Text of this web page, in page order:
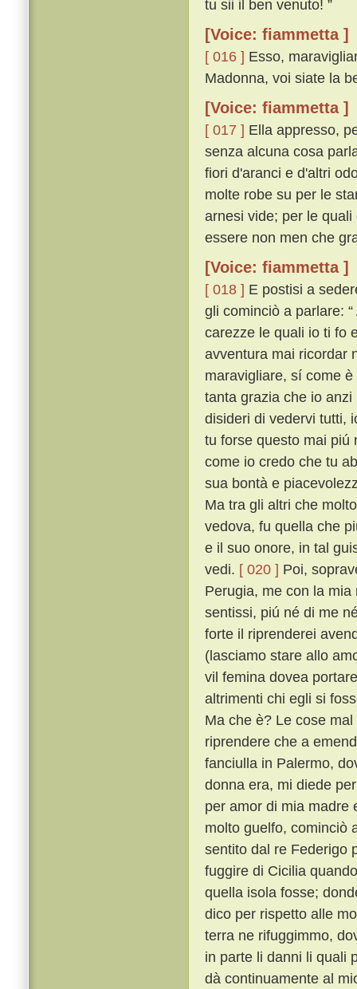
tu sii il ben venuto! ”
[Voice: fiammetta ]
[ 016 ] Esso,
Madonna, voi siate la
[Voice: fiammetta ]
[ 017 ] Ella appresso,
senza alcuna cosa
fiori d'aranci e d'altri
molte robe su per le
arnesi vide; per le
essere non men che
[Voice: fiammetta ]
[ 018 ] E postisi a
gli cominciò a parlare:
carezze le quali io ti fo
avventura mai ricordar
maravigliare, sí come
tanta grazia che io
disideri di vedervi tutti,
tu forse questo mai
come io credo che tu
sua bontà e
Ma tra gli altri che
vedova, fu quella che
e il suo onore, in tal
vedi. [ 020 ] Poi,
Perugia, me con la
sentissi, piú né di me
forte il riprenderei
(lasciamo stare allo
vil femina dovea
altrimenti chi egli si
Ma che è? Le cose
riprendere che a
fanciulla in Palermo,
donna era, mi diede
per amor di mia madre
molto guelfo, cominciò
sentito dal re Federigo
fuggire di Cicilia
quella isola fosse;
dico per rispetto alle
terra ne rifuggimmo,
in parte li danni li quali
dà continuamente al